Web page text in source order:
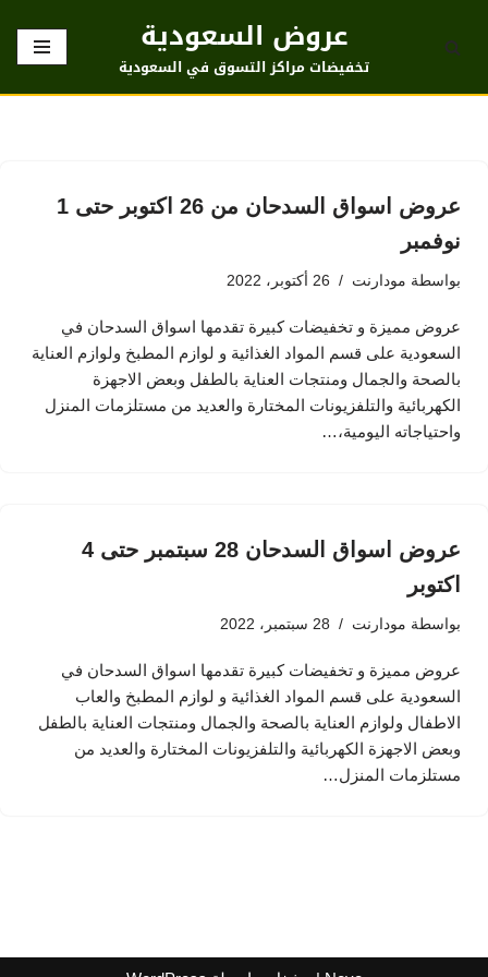
تخطى
عروض السعودية
تخفيضات مراكز التسوق في السعودية
عروض اسواق السدحان من 26 اكتوبر حتى 1
نوفمبر
بواسطة مودارنت 26 أكتوبر، 2022
عروض مميزة و تخفيضات كبيرة تقدمها اسواق السدحان في
السعودية على قسم المواد الغذائية و لوازم المطبخ ولوازم العناية
بالصحة والجمال ومنتجات العناية بالطفل وبعض الاجهزة
الكهربائية والتلفزيونات المختارة والعديد من مستلزمات المنزل
واحتياجاته اليومية،…
عروض اسواق السدحان 28 سبتمبر حتى 4
اكتوبر
بواسطة مودارنت 28 سبتمبر، 2022
عروض مميزة و تخفيضات كبيرة تقدمها اسواق السدحان في
السعودية على قسم المواد الغذائية و لوازم المطبخ والعاب
الاطفال ولوازم العناية بالصحة والجمال ومنتجات العناية بالطفل
وبعض الاجهزة الكهربائية والتلفزيونات المختارة والعديد من
مستلزمات المنزل…